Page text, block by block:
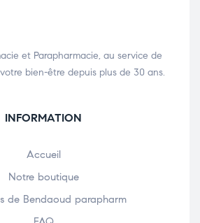
et Parapharmacie, au service de
bien-être depuis plus de 30 ans.
INFORMATION
Accueil
Notre boutique
de Bendaoud parapharm